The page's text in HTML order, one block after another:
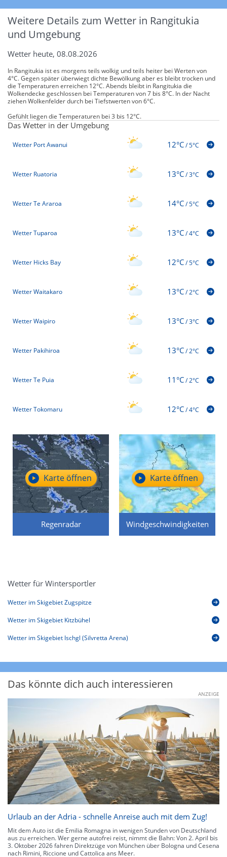
Weitere Details zum Wetter in Rangitukia
und Umgebung
Wetter heute, 08.08.2026
In Rangitukia ist es morgens teils wolkig und teils heiter bei Werten von
4°C. Gegen später überwiegt dichte Bewölkung aber es bleibt trocken und
die Temperaturen erreichen 12°C. Abends bleibt in Rangitukia die
Wolkendecke geschlossen bei Temperaturen von 7 bis 8°C. In der Nacht
ziehen Wolkenfelder durch bei Tiefstwerten von 6°C.
Gefühlt liegen die Temperaturen bei 3 bis 12°C.
Das Wetter in der Umgebung
Wetter Port Awanui 12°C/5°C
Wetter Ruatoria 13°C/3°C
Wetter Te Araroa 14°C/5°C
Wetter Tuparoa 13°C/4°C
Wetter Hicks Bay 12°C/5°C
Wetter Waitakaro 13°C/2°C
Wetter Waipiro 13°C/3°C
Wetter Pakihiroa 13°C/2°C
Wetter Te Puia 11°C/2°C
Wetter Tokomaru 12°C/4°C
Regenradar
Karte öffnen
Windgeschwindigkeiten
Karte öffnen
Wetter für Wintersportler
Wetter im Skigebiet Zugspitze
Wetter im Skigebiet Kitzbühel
Wetter im Skigebiet Ischgl (Silvretta Arena)
Das könnte dich auch interessieren
ANZEIGE
Urlaub an der Adria - schnelle Anreise auch mit dem Zug!
Mit dem Auto ist die Emilia Romagna in wenigen Stunden von Deutschland
aus zu erreichen. Wer gerne autofrei reist, nimmt die Bahn: Von 2. April bis
3. Oktober 2026 fahren Direktzüge von München über Bologna und Cesena
nach Rimini, Riccione und Cattolica ans Meer.